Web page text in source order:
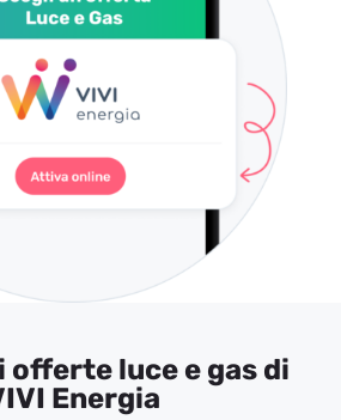
offerte luce e gas di
Energia